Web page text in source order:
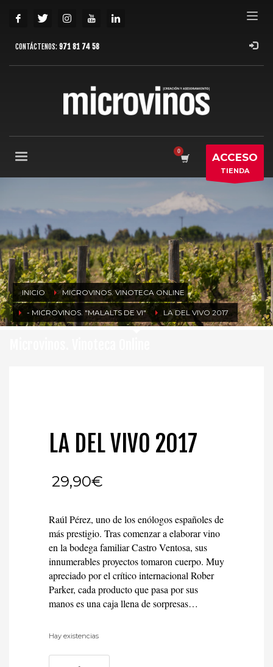
CONTÁCTENOS: 971 81 74 58
ACCESO
TIENDA
INICIO MICROVINOS. VINOTECA ONLINE
- MICROVINOS. "MALALTS DE VI" LA DEL VIVO 2017
LA DEL VIVO 2017
29,90€
Raúl Pérez, uno de los enólogos españoles de
más prestigio. Tras comenzar a elaborar vino
en la bodega familiar Castro Ventosa, sus
innumerables proyectos tomaron cuerpo. Muy
apreciado por el crítico internacional Rober
Parker, cada producto que pasa por sus
manos es una caja llena de sorpresas…
Hay existencias